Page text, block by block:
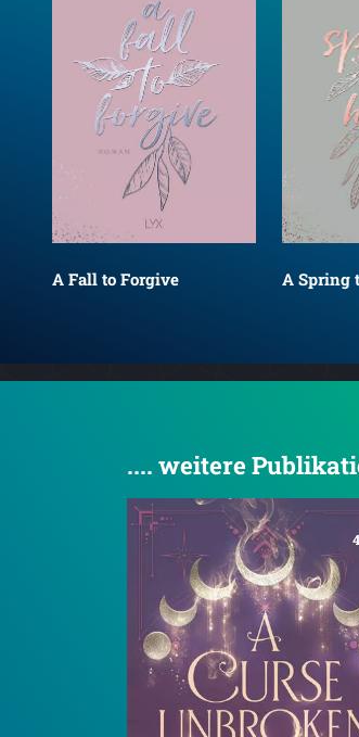
A Fall to Forgive A Spring
.... weitere